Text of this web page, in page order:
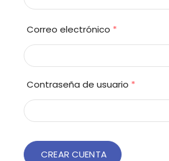
Correo electrónico *
Contraseña de usuario *
CREAR CUENTA